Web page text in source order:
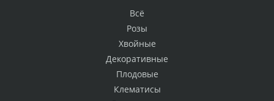
Всё
Розы
Хвойные
Декоративные
Плодовые
Клематисы